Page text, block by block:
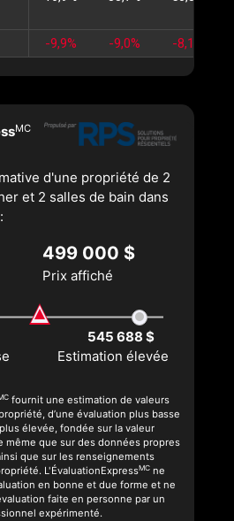
-9,9% -9,0% -8,1%
MC
d'une propriété de 2
et 2 salles de bain dans
499 000 $
Prix affiché
545 688 $
Estimation élevée
fournit une estimation de valeurs
d’une évaluation plus basse
élevée, fondée sur la valeur
même que sur des données propres
que sur les renseignements
L'ÉvaluationExpressMCne
en bonne et due forme et ne
faite en personne par un
expérimenté.